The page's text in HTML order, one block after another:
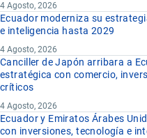
4 Agosto, 2026
Ecuador moderniza su
e inteligencia hasta 2029
4 Agosto, 2026
Canciller de Japón arribara a
estratégica con comercio,
críticos
4 Agosto, 2026
Ecuador y Emiratos Árabes
con inversiones, tecnología e